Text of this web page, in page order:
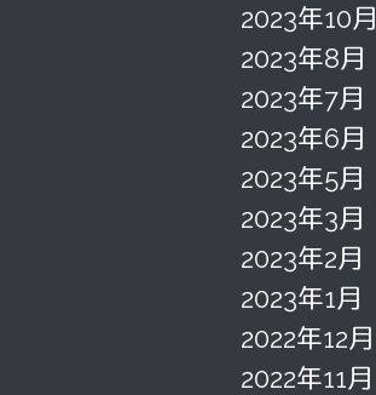
2023年10月
2023年8月
2023年7月
2023年6月
2023年5月
2023年3月
2023年2月
2023年1月
2022年12月
2022年11月